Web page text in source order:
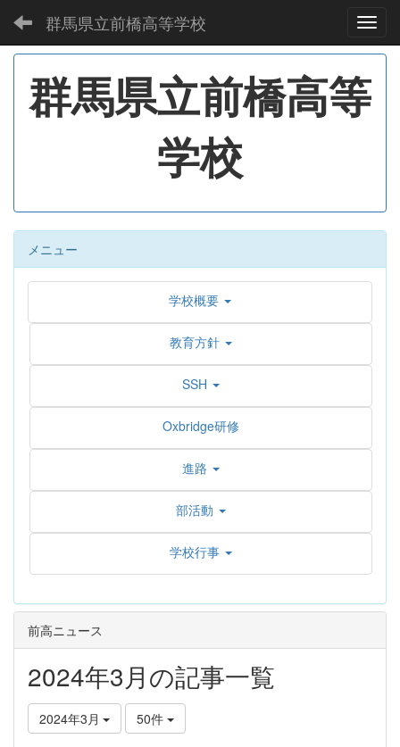
群馬県立前橋高等学校
群馬県立前橋高等
学校
メニュー
学校概要
教育方針
SSH
Oxbridge研修
進路
部活動
学校行事
前高ニュース
2024年3月の記事一覧
2024年3月 50件